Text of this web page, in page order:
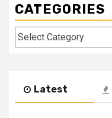
CATEGORIES
Categories
Latest